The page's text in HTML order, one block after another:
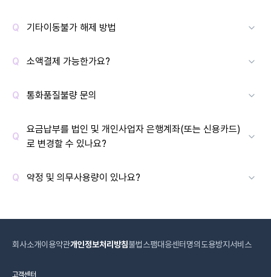
기타이동불가 해제 방법
소액결제 가능한가요?
통화품질불량 문의
요금납부를 법인 및 개인사업자 은행계좌(또는 신용카드)
로 변경할 수 있나요?
약정 및 의무사용량이 있나요?
회사소개이용약관개인정보처리방침불법스팸대응센터 명의도용방지서비스
고객센터